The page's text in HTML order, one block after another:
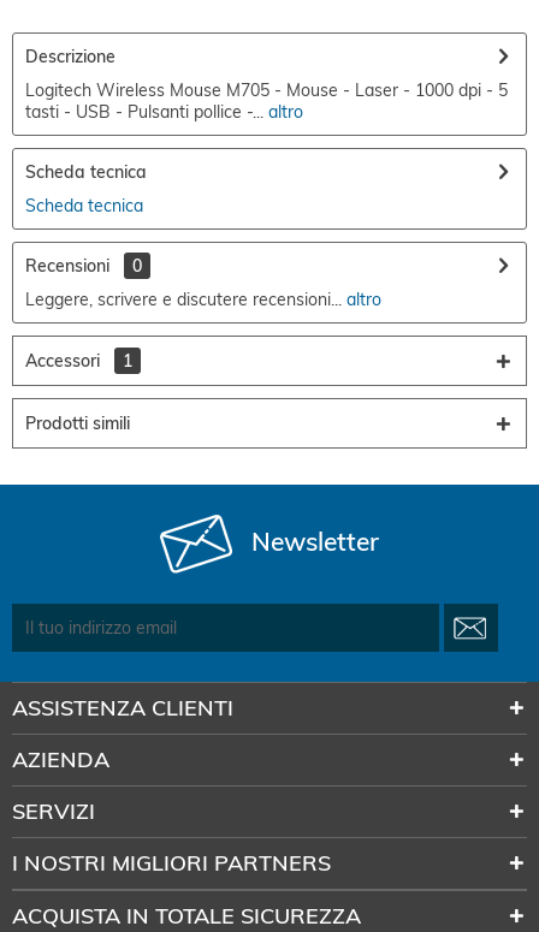
Descrizione
Logitech Wireless Mouse M705 - Mouse - Laser - 1000 dpi - 5
tasti - USB - Pulsanti pollice -... altro
Scheda tecnica
Scheda tecnica
Recensioni
0
Leggere, scrivere e discutere recensioni... altro
Accessori 1
Prodotti simili
Newsletter
ASSISTENZA CLIENTI
AZIENDA
SERVIZI
I NOSTRI MIGLIORI PARTNERS
ACQUISTA IN TOTALE SICUREZZA